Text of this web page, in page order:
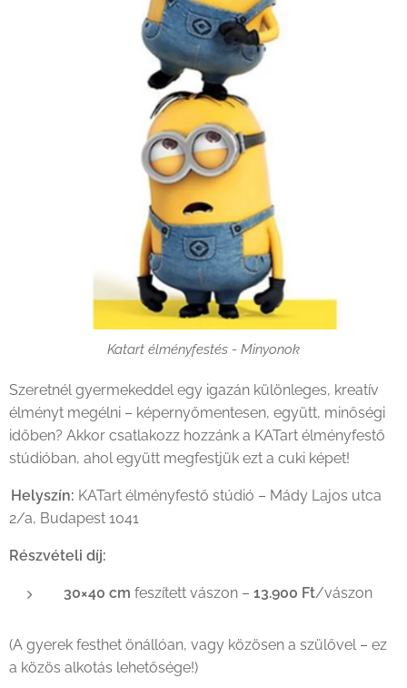
Katart élményfestés - Minyonok
Szeretnél gyermekeddel egy igazán különleges, kreatív
élményt megélni – képernyőmentesen, együtt, minőségi
időben? Akkor csatlakozz hozzánk a KATart élményfestő
stúdióban, ahol együtt megfestjük ezt a cuki képet!
Helyszín: KATart élményfestő stúdió – Mády Lajos utca
2/a, Budapest 1041
Részvételi díj:
30×40 cm feszített vászon – 13.900 Ft/vászon
(A gyerek festhet önállóan, vagy közösen a szülővel – ez
a közös alkotás lehetősége!)